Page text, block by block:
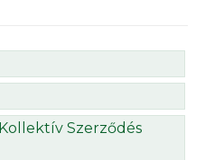
Szerződés